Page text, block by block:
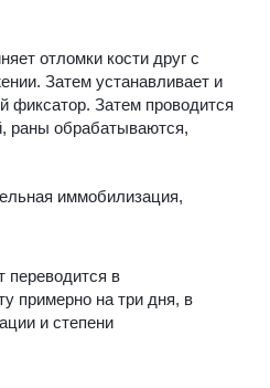
отломки кости друг с
Затем устанавливает и
фиксатор. Затем проводится
раны обрабатываются,
иммобилизация,
переводится в
примерно на три дня, в
и степени